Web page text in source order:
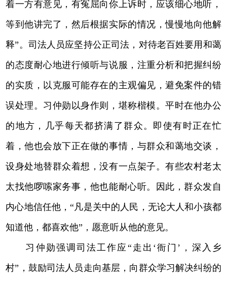
着一方有意见，有冤屈向你上诉时，应该细心地听，
等到他讲完了，然后根据实际的情况，慢慢地向他解
释”。司法人员应坚持公正司法，对待老百姓要用和蔼
的态度耐心地进行倾听与说服，注重分析和把握纠纷
的实质，以克服可能存在的主观偏见，避免案件的错
误处理。习仲勋以身作则，堪称楷模。平时在他办公
的地方，几乎每天都挤满了群众。即使有时正在忙
着，他也会放下正在做的事情，与群众和蔼地交谈，
设身处地替群众着想，没有一点架子。有些农村老太
太找他啰嗦家务事，他也能耐心听。因此，群众发自
内心地信任他，“凡是关中的人民，无论大人和小孩都
知道他，都喜欢他”，愿意听从他的意见。
习仲勋强调司法工作应“走出‘衙门’，深入乡
村”，鼓励司法人员走向基层，向群众学习解决纠纷的